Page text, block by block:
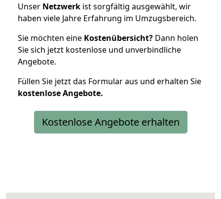
Unser Netzwerk ist sorgfältig ausgewählt, wir
haben viele Jahre Erfahrung im Umzugsbereich.
Sie möchten eine Kostenübersicht? Dann holen
Sie sich jetzt kostenlose und unverbindliche
Angebote.
Füllen Sie jetzt das Formular aus und erhalten Sie
kostenloseAngebote.
Kostenlose Angebote erhalten